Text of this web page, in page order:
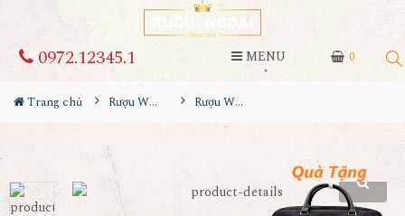
0
0972.12345.1 MENU
Trang chủ Rượu Whisky Rượu Whisky Dalmore 15YO